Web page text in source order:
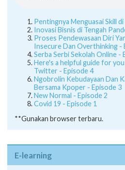
Pentingnya Menguasai Skill
Inovasi Bisnis di Tengah
Proses Pendewasaan Diri
Insecure Dan Overthinking -
Serba Serbi Sekolah Online -
Here's a helpful guide for
Twitter - Episode 4
Ngobrolin Kebudayaan Dan
Bersama Kpoper - Episode 3
New Normal - Episode 2
Covid 19 - Episode 1
**Gunakan browser terbaru.
E-learning